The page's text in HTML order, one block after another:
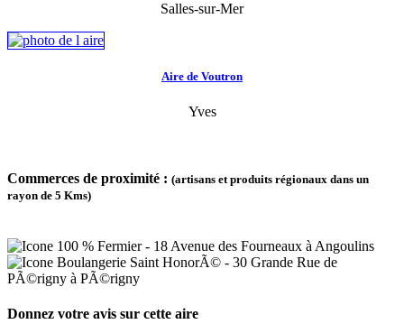
Salles-sur-Mer
Aire de Voutron
Yves
Commerces de proximité : (artisans et produits régionaux dans un
rayon de 5 Kms)
100 % Fermier - 18 Avenue des Fourneaux à Angoulins
Boulangerie Saint HonorÃ© - 30 Grande Rue de
PÃ©rigny à PÃ©rigny
Donnez votre avis sur cette aire